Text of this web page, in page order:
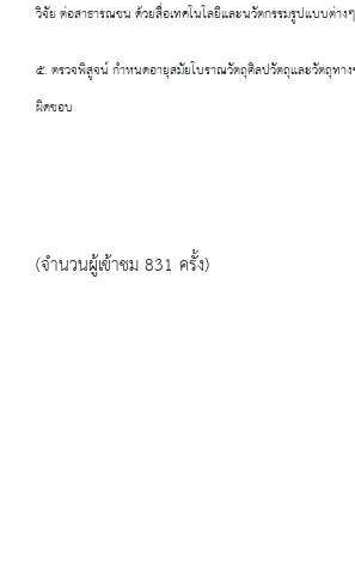
วิจัย ต่อสาธารณชน ด้วยสื่อเทคโนโลยีและนวัตกรรมรูปแบบต่างๆ
๕. ตรวจพิสูจน์ กำหนดอายุสมัยโบราณวัตถุศิลปวัตถุและวัตถุทา
ผิดชอบ
(จำนวนผู้เข้าชม 831 ครั้ง)